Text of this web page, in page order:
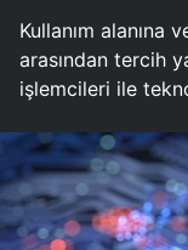
Kullanım alanına
arasından tercih
işlemcileri ile